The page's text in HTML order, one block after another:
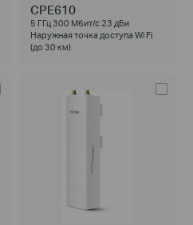
CPE610
5 ГГц 300 Мбит/с 23 дБи
Наружная точка доступа Wi Fi
(до 30 км)